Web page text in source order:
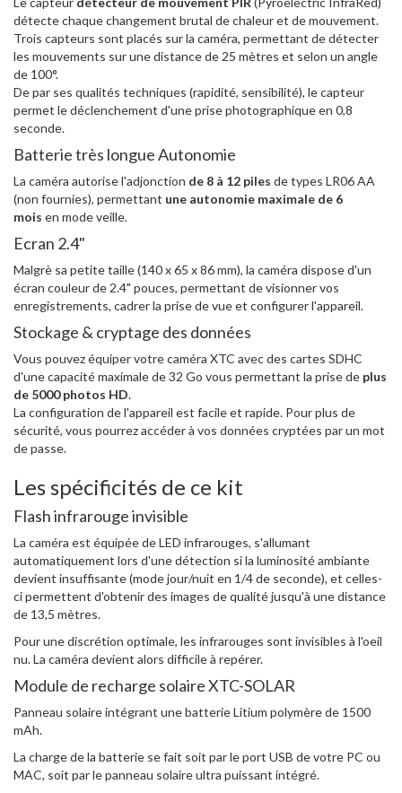
détecte chaque changement brutal de chaleur et de mouvement.
Trois capteurs sont placés sur la caméra, permettant de détecter
les mouvements sur une distance de 25 mètres et selon un angle
de 100°.
De par ses qualités techniques (rapidité, sensibilité), le capteur
permet le déclenchement d'une prise photographique en 0,8
seconde.
Batterie très longue Autonomie
La caméra autorise l'adjonction de 8 à 12 piles de types LR06 AA
(non fournies), permettant une autonomie maximale de 6
mois en mode veille.
Ecran 2.4"
Malgrè sa petite taille (140 x 65 x 86 mm), la caméra dispose d'un
écran couleur de 2.4" pouces, permettant de visionner vos
enregistrements, cadrer la prise de vue et configurer l'appareil.
Stockage & cryptage des données
Vous pouvez équiper votre caméra XTC avec des cartes SDHC
d'une capacité maximale de 32 Go vous permettant la prise de plus
de 5000 photos HD.
La configuration de l'appareil est facile et rapide. Pour plus de
sécurité, vous pourrez accéder à vos données cryptées par un mot
de passe.
Les spécificités de ce kit
Flash infrarouge invisible
La caméra est équipée de LED infrarouges, s'allumant
automatiquement lors d'une détection si la luminosité ambiante
devient insuffisante (mode jour/nuit en 1/4 de seconde), et celles-
ci permettent d'obtenir des images de qualité jusqu'à une distance
de 13,5 mètres.
Pour une discrétion optimale, les infrarouges sont invisibles à l'oeil
nu. La caméra devient alors difficile à repérer.
Module de recharge solaire XTC-SOLAR
Panneau solaire intégrant une batterie Litium polymère de 1500
mAh.
La charge de la batterie se fait soit par le port USB de votre PC ou
MAC, soit par le panneau solaire ultra puissant intégré.